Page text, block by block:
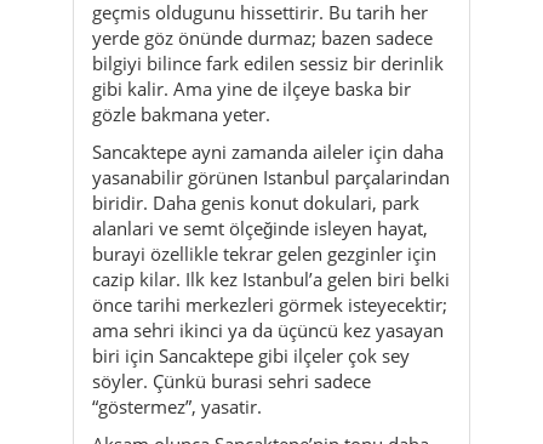
Sancaktepe ayni zamanda aileler için daha
yasanabilir görünen Istanbul parçalarindan
biridir. Daha genis konut dokulari, park
alanlari ve semt ölçeğinde isleyen hayat,
burayi özellikle tekrar gelen gezginler için
cazip kilar. Ilk kez Istanbul’a gelen biri belki
önce tarihi merkezleri görmek isteyecektir;
ama sehri ikinci ya da üçüncü kez yasayan
biri için Sancaktepe gibi ilçeler çok sey
söyler. Çünkü burasi sehri sadece
“göstermez”, yasatir.
Aksam olunca Sancaktepe’nin tonu daha
da güzellesir. Sokak lambalari yanar,
pencereler isiklanir, parklar yavas yavas
sakinlesir, hava biraz serinler. O anda ilçe,
kosusturan bir metropol parçasindan çok,